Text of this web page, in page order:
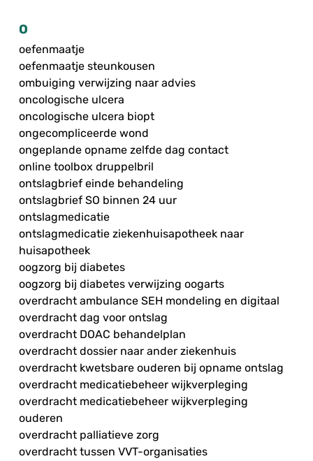
O
oefenmaatje
oefenmaatje steunkousen
ombuiging verwijzing naar advies
oncologische ulcera
oncologische ulcera biopt
ongecompliceerde wond
ongeplande opname zelfde dag contact
online toolbox druppelbril
ontslagbrief einde behandeling
ontslagbrief SO binnen 24 uur
ontslagmedicatie
ontslagmedicatie ziekenhuisapotheek naar
huisapotheek
oogzorg bij diabetes
oogzorg bij diabetes verwijzing oogarts
overdracht ambulance SEH mondeling en digitaal
overdracht dag voor ontslag
overdracht DOAC behandelplan
overdracht dossier naar ander ziekenhuis
overdracht kwetsbare ouderen bij opname ontslag
overdracht medicatiebeheer wijkverpleging
overdracht medicatiebeheer wijkverpleging
ouderen
overdracht palliatieve zorg
overdracht tussen VVT-organisaties